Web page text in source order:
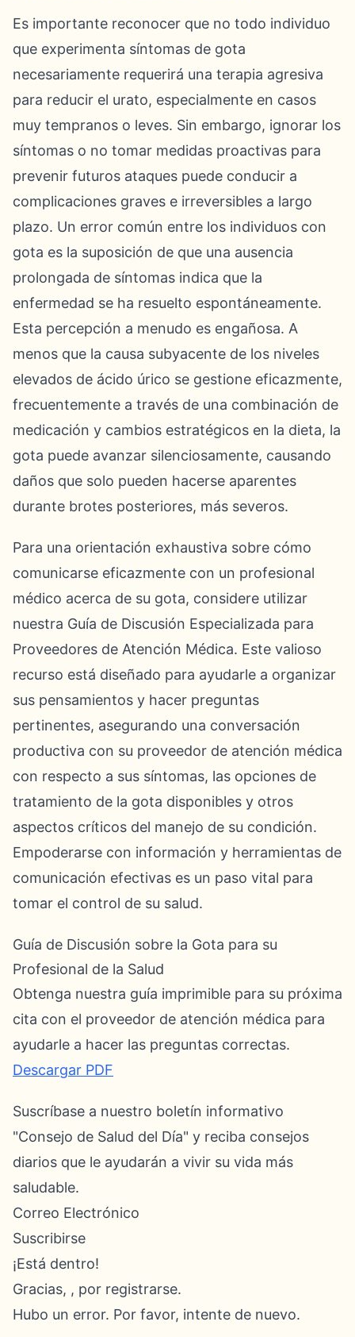
Es importante reconocer que no todo individuo
que experimenta síntomas de gota
necesariamente requerirá una terapia agresiva
para reducir el urato, especialmente en casos
muy tempranos o leves. Sin embargo, ignorar los
síntomas o no tomar medidas proactivas para
prevenir futuros ataques puede conducir a
complicaciones graves e irreversibles a largo
plazo. Un error común entre los individuos con
gota es la suposición de que una ausencia
prolongada de síntomas indica que la
enfermedad se ha resuelto espontáneamente.
Esta percepción a menudo es engañosa. A
menos que la causa subyacente de los niveles
elevados de ácido úrico se gestione eficazmente,
frecuentemente a través de una combinación de
medicación y cambios estratégicos en la dieta, la
gota puede avanzar silenciosamente, causando
daños que solo pueden hacerse aparentes
durante brotes posteriores, más severos.
Para una orientación exhaustiva sobre cómo
comunicarse eficazmente con un profesional
médico acerca de su gota, considere utilizar
nuestra Guía de Discusión Especializada para
Proveedores de Atención Médica. Este valioso
recurso está diseñado para ayudarle a organizar
sus pensamientos y hacer preguntas
pertinentes, asegurando una conversación
productiva con su proveedor de atención médica
con respecto a sus síntomas, las opciones de
tratamiento de la gota disponibles y otros
aspectos críticos del manejo de su condición.
Empoderarse con información y herramientas de
comunicación efectivas es un paso vital para
tomar el control de su salud.
Guía de Discusión sobre la Gota para su
Profesional de la Salud
Obtenga nuestra guía imprimible para su próxima
cita con el proveedor de atención médica para
ayudarle a hacer las preguntas correctas.
Descargar PDF
Suscríbase a nuestro boletín informativo
"Consejo de Salud del Día" y reciba consejos
diarios que le ayudarán a vivir su vida más
saludable.
Correo Electrónico
Suscribirse
¡Está dentro!
Gracias, , por registrarse.
Hubo un error. Por favor, intente de nuevo.